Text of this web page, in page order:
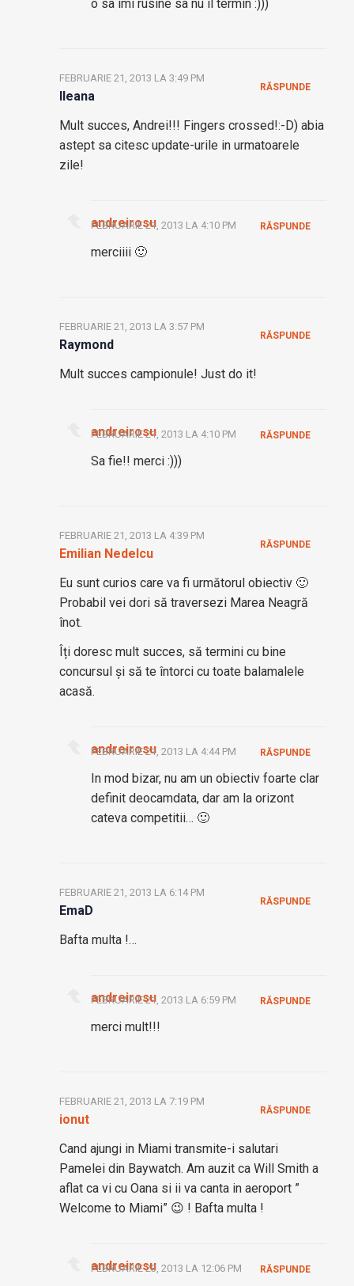
o sa imi rusine sa nu il termin :)))
Ileana
FEBRUARIE 21, 2013 LA 3:49 PM
Mult succes, Andrei!!! Fingers crossed!:-D) abia
astept sa citesc update-urile in urmatoarele
zile!
RĂSPUNDE
andreirosu
FEBRUARIE 21, 2013 LA 4:10 PM
merciiii 🙂
RĂSPUNDE
Raymond
FEBRUARIE 21, 2013 LA 3:57 PM
Mult succes campionule! Just do it!
RĂSPUNDE
andreirosu
FEBRUARIE 21, 2013 LA 4:10 PM
Sa fie!! merci :)))
RĂSPUNDE
Emilian Nedelcu
FEBRUARIE 21, 2013 LA 4:39 PM
Eu sunt curios care va fi următorul obiectiv 🙂
Probabil vei dori să traversezi Marea Neagră
înot.
Îți doresc mult succes, să termini cu bine
concursul și să te întorci cu toate balamalele
acasă.
RĂSPUNDE
andreirosu
FEBRUARIE 21, 2013 LA 4:44 PM
In mod bizar, nu am un obiectiv foarte clar
definit deocamdata, dar am la orizont
cateva competitii… 🙂
RĂSPUNDE
EmaD
FEBRUARIE 21, 2013 LA 6:14 PM
Bafta multa !…
RĂSPUNDE
andreirosu
FEBRUARIE 21, 2013 LA 6:59 PM
merci mult!!!
RĂSPUNDE
ionut
FEBRUARIE 21, 2013 LA 7:19 PM
Cand ajungi in Miami transmite-i salutari
Pamelei din Baywatch. Am auzit ca Will Smith a
aflat ca vi cu Oana si ii va canta in aeroport ”
Welcome to Miami” 😉 ! Bafta multa !
RĂSPUNDE
andreirosu
FEBRUARIE 23, 2013 LA 12:06 PM RĂSPUNDE